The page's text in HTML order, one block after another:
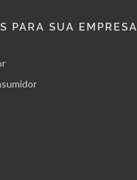
PARA SUA EMPRESA